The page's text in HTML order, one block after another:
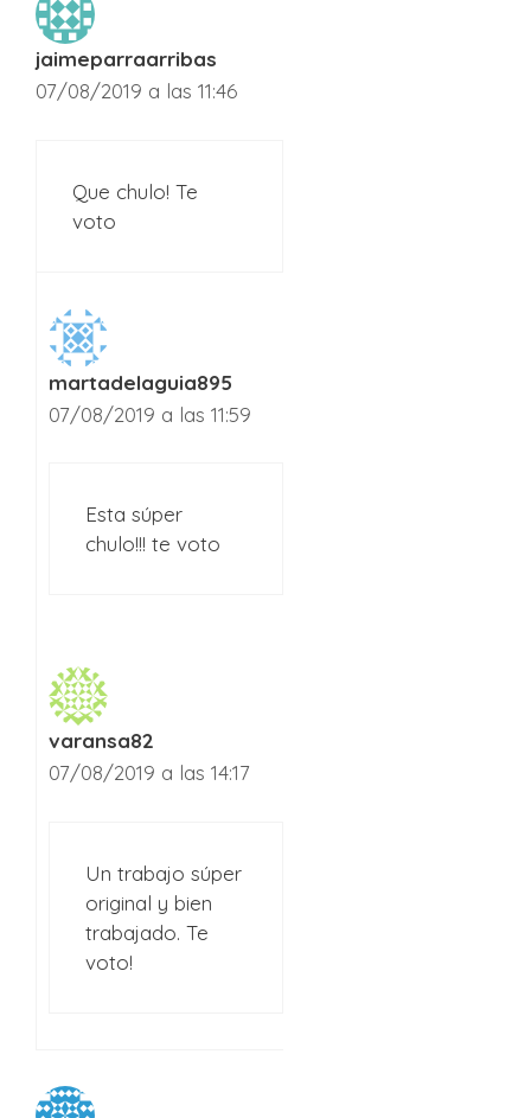
jaimeparraarribas
07/08/2019 a las 11:46
Que chulo! Te
voto
martadelaguia895
07/08/2019 a las 11:59
Esta súper
chulo!!! te voto
varansa82
07/08/2019 a las 14:17
Un trabajo súper
original y bien
trabajado. Te
voto!